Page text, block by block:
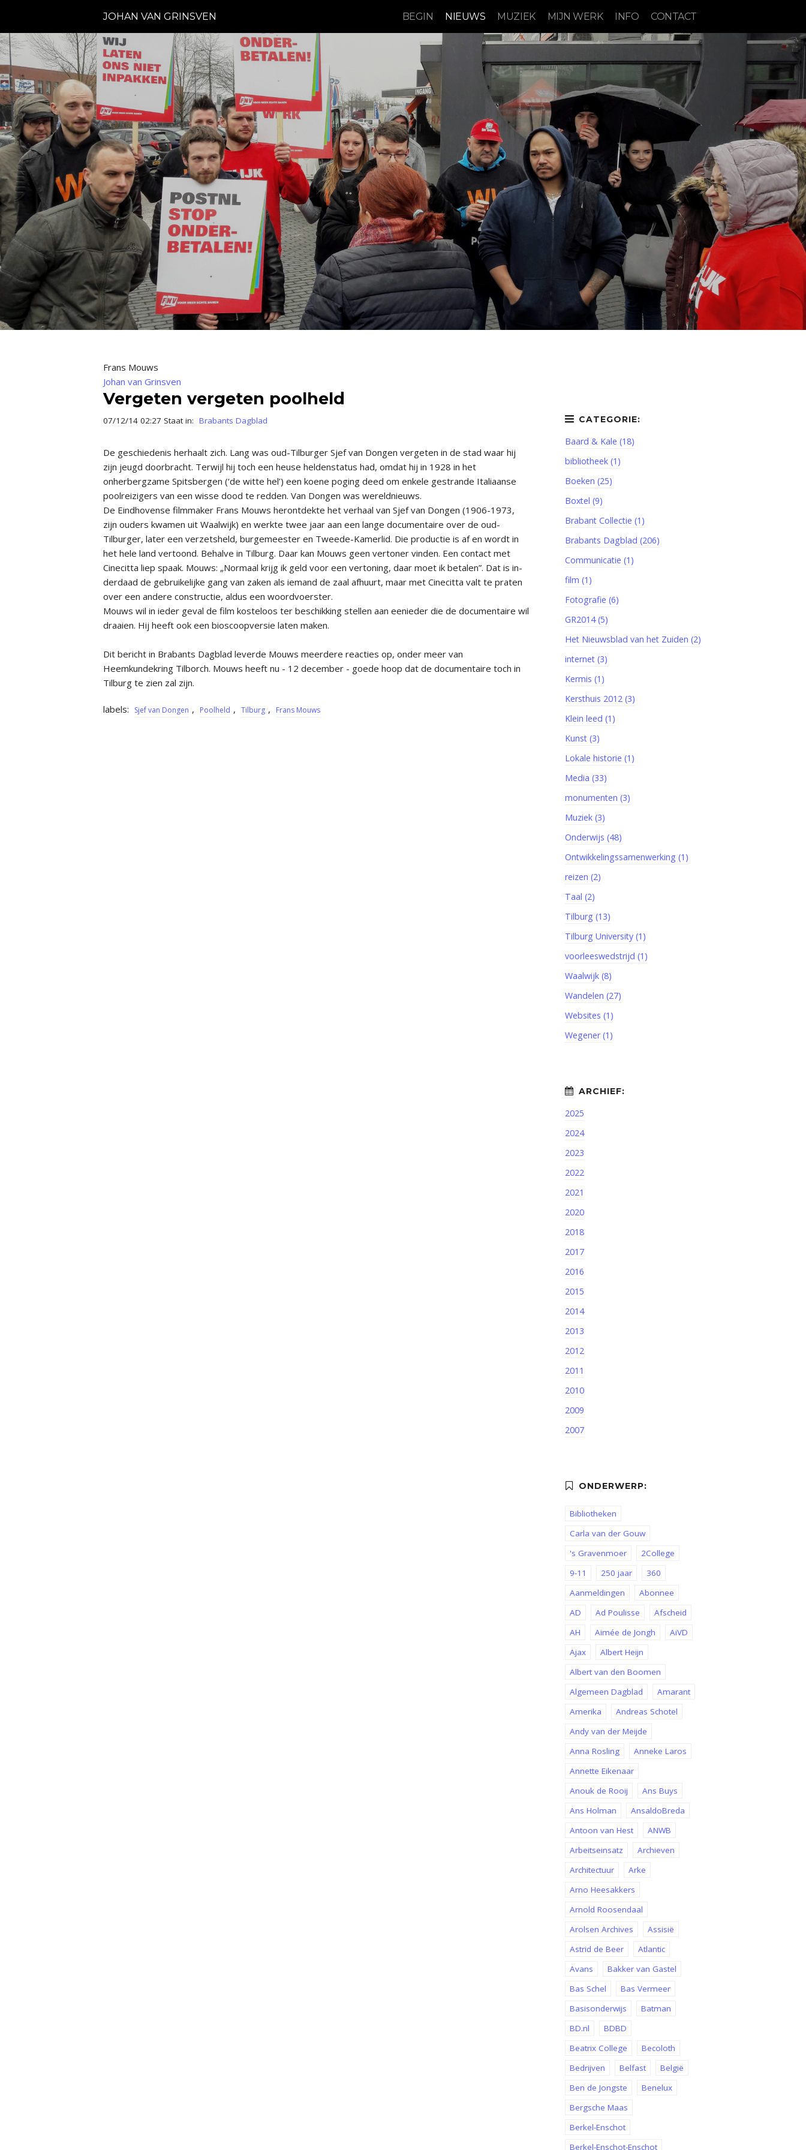
JOHAN VAN GRINSVEN BEGIN NIEUWS MUZIEK MIJN WERK INFO CONTACT
Frans Mouws
Johan van Grinsven
Vergeten vergeten poolheld
07/12/14 02:27 Staat in: Brabants Dagblad
De geschiedenis her­haalt zich. Lang was oud-Tilbur­ger Sjef van Dongen vergeten in de stad waar hij
zijn jeugd door­bracht. Terwijl hij toch een heuse heldenstatus had, omdat hij in 1928 in het
onherbergzame Spits­bergen (‘de witte hel’) een koene poging deed om enkele gestrande Italiaanse
poolreizigers van een wisse dood te redden. Van Don­gen was wereldnieuws.
De Eindhovense filmmaker Frans Mouws herontdekte het verhaal van Sjef van Dongen (1906-1973,
zijn ouders kwamen uit Waal­wijk) en werkte twee jaar aan een lange documentaire over de oud-
Tilburger, later een verzets­held, burgemeester en Twee­de-Kamerlid. Die productie is af en wordt in
het hele land ver­toond. Behalve in Tilburg. Daar kan Mouws geen vertoner vin­den. Een contact met
Cinecitta liep spaak. Mouws: „Normaal krijg ik geld voor een vertoning, daar moet ik betalen”. Dat is in­
derdaad de gebruikelijke gang van zaken als iemand de zaal af­huurt, maar met Cinecitta valt te praten
over een andere construc­tie, aldus een woordvoerster.
Mouws wil in ieder geval de film kosteloos ter beschikking stellen aan eenieder die de documentai­re wil
draaien. Hij heeft ook een bioscoopversie laten maken.
Dit bericht in Brabants Dagblad leverde Mouws meerdere reacties op, onder meer van
Heemkundekring Tilborch. Mouws heeft nu - 12 december - goede hoop dat de documentaire toch in
Tilburg te zien zal zijn.
labels: Sjef van Dongen , Poolheld , Tilburg , Frans Mouws
Baard & Kale (18)
bibliotheek (1)
Boeken (25)
Boxtel (9)
Brabant Collectie (1)
Brabants Dagblad (206)
Communicatie (1)
film (1)
Fotografie (6)
GR2014 (5)
Het Nieuwsblad van het Zuiden (2)
internet (3)
Kermis (1)
Kersthuis 2012 (3)
Klein leed (1)
Kunst (3)
Lokale historie (1)
Media (33)
monumenten (3)
Muziek (3)
Onderwijs (48)
Ontwikkelingssamenwerking (1)
reizen (2)
Taal (2)
Tilburg (13)
Tilburg University (1)
voorleeswedstrijd (1)
Waalwijk (8)
Wandelen (27)
Websites (1)
Wegener (1)
2025
2024
2023
2022
2021
2020
2018
2017
2016
2015
2014
2013
2012
2011
2010
2009
2007
Bibliotheken
Carla van der Gouw
's Gravenmoer
2College
9-11
250 jaar
360
Aanmeldingen
Abonnee
AD
Ad Poulisse
Afscheid
AH
Aimée de Jongh
AiVD
Ajax
Albert Heijn
Albert van den Boomen
Algemeen Dagblad
Amarant
Amerika
Andreas Schotel
Andy van der Meijde
Anna Rosling
Anneke Laros
Annette Eikenaar
Anouk de Rooij
Ans Buys
Ans Holman
AnsaldoBreda
Antoon van Hest
ANWB
Arbeitseinsatz
Archieven
Architectuur
Arke
Arno Heesakkers
Arnold Roosendaal
Arolsen Archives
Assisië
Astrid de Beer
Atlantic
Avans
Bakker van Gastel
Bas Schel
Bas Vermeer
Basisonderwijs
Batman
BD.nl
BDBD
Beatrix College
Becoloth
Bedrijven
Belfast
België
Ben de Jongste
Benelux
Bergsche Maas
Berkel-Enschot
Berkel-Enschot-Enschot